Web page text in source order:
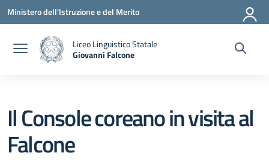
Vai ai contenuti
Vai al menu di navigazione
Vai al footer
Ministero dell'Istruzione e del Merito
Liceo Linguistico Statale
Giovanni Falcone
Il Console coreano in visita al
Falcone